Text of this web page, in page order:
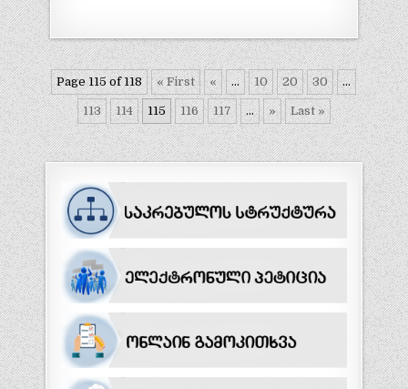
Page 115 of 118 « First « ... 10 20 30 ...
113 114 115 116 117 ... » Last »